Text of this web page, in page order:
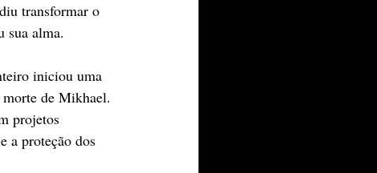
transformar o
sua alma.
iniciou uma
morte de Mikhael.
projetos
a proteção dos